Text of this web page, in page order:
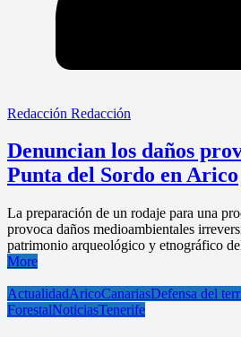
Redacción Redacción
Denuncian los daños
Punta del Sordo en Arico
La preparación de un rodaje para una
provoca daños medioambientales
patrimonio arqueológico y etnográfico
More
ActualidadAricoCanariasDefensa del
ForestalNoticiasTenerife